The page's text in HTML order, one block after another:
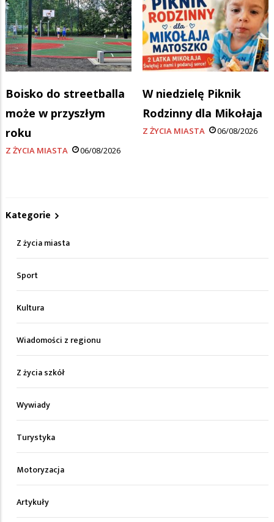
Boisko do streetballa
może w przyszłym
roku
Z ŻYCIA MIASTA 06/08/2026
W niedzielę Piknik
Rodzinny dla Mikołaja
Z ŻYCIA MIASTA 06/08/2026
Kategorie
Z życia miasta
Sport
Kultura
Wiadomości z regionu
Z życia szkół
Wywiady
Turystyka
Motoryzacja
Artykuły